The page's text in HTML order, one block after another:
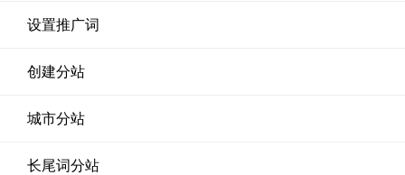
设置推广词
创建分站
城市分站
长尾词分站